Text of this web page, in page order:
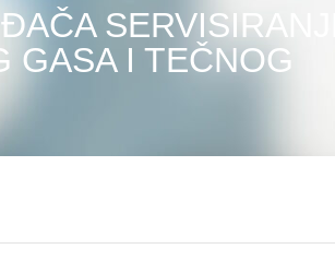
SERVISIRANJE
GASA I TEČNOG